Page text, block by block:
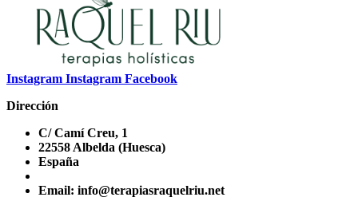
Instagram Instagram Facebook
Dirección
C/ Camí Creu, 1
22558 Albelda (Huesca)
España
Email: info@terapiasraquelriu.net